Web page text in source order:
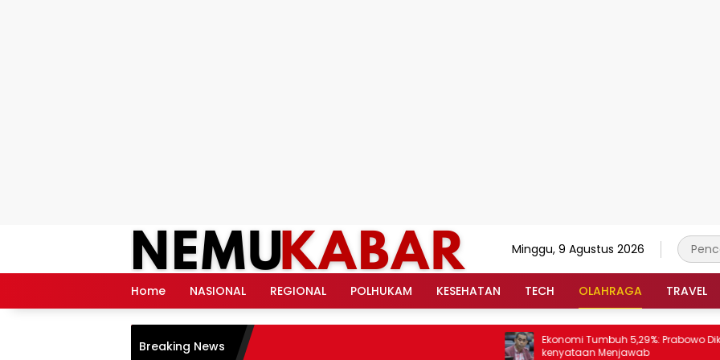
Minggu, 9 Agustus 2026
Home NASIONAL REGIONAL POLHUKAM KESEHATAN TECH OLAHRAGA TRAVEL
Breaking News
Ekonomi Tumbuh 5,29%: Prabowo Dikritik –
kenyataan Menjawab